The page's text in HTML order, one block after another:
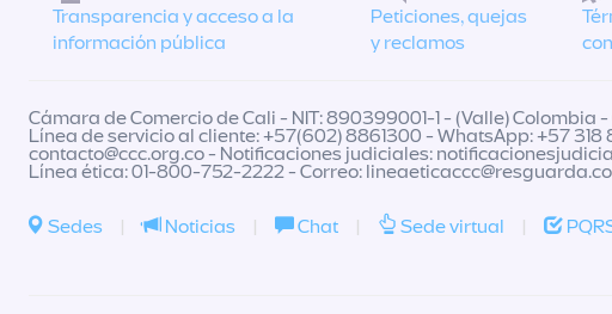
Transparencia y acceso a la
información pública
Peticiones, quejas
y reclamos
Cámara de Comercio de Cali - NIT: 890399001-1 - (Valle) Colombia -
Línea de servicio al cliente: +57(602) 8861300 - WhatsApp: +57 318
contacto@ccc.org.co- Notificaciones judiciales:
Línea ética: 01-800-752-2222 - Correo:
Sedes | Noticias | Chat | Sede virtual |